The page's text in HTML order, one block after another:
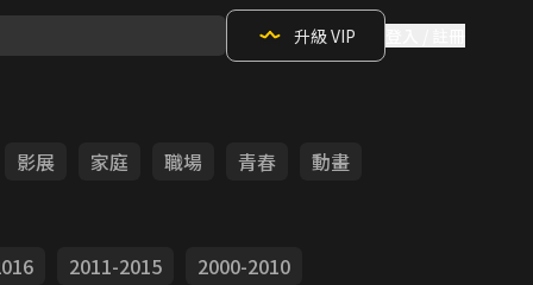
升級 VIP
影展 家庭 職場 青春
動畫
2011-2015
2000-2010